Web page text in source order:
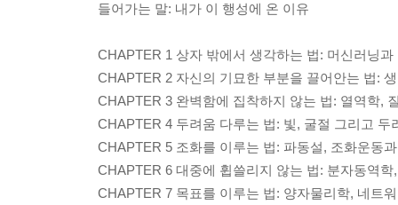
들어가는 말: 내가 이 행성에 온 이유
CHAPTER 1 상자 밖에서 생각하는 법: 머신러닝과
CHAPTER 2 자신의 기묘한 부분을 끌어안는 법:
CHAPTER 3 완벽함에 집착하지 않는 법: 열역학,
CHAPTER 4 두려움 다루는 법: 빛, 굴절 그리고 두
CHAPTER 5 조화를 이루는 법: 파동설, 조화운동
CHAPTER 6 대중에 휩쓸리지 않는 법: 분자동역학
CHAPTER 7 목표를 이루는 법: 양자물리학, 네트